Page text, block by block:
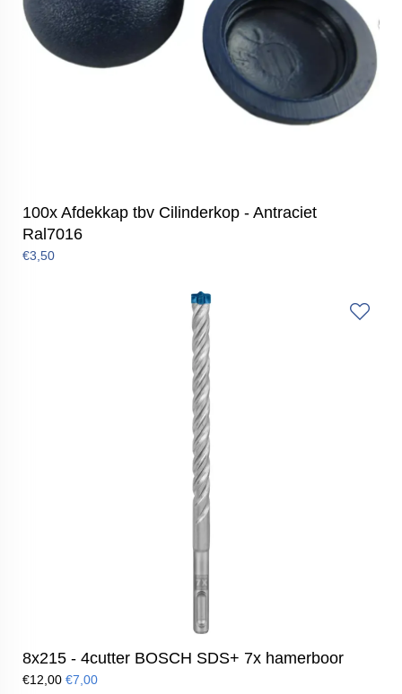
100x Afdekkap tbv Cilinderkop - Antraciet
Ral7016
€3,50
8x215 - 4cutter BOSCH SDS+ 7x hamerboor
€12,00 €7,00